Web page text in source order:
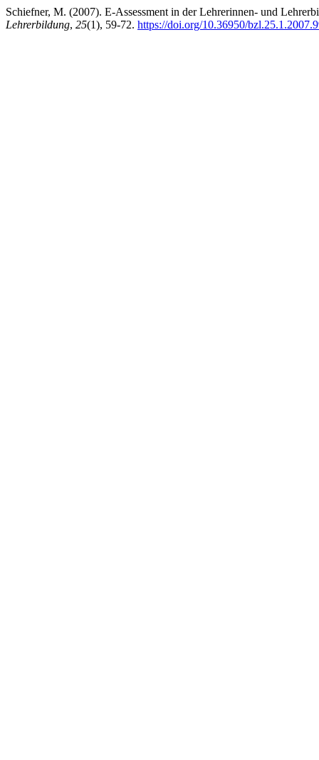
Schiefner, M. (2007). E-Assessment in der Lehrerinnen- und
Lehrerbildung, 25(1), 59-72. https://doi.org/10.36950/